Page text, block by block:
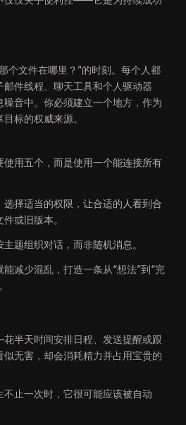
个文件在哪里？”的时刻。每个人都
件线程、聊天工具和个人驱动器
音中。你必须建立一个地方，作为
标的权威来源。
用五个，而是使用一个能连接所有
择适当的权限，让合适的人看到合
或旧版本。
题组织对话，而非随机消息。
减少混乱，打造一条从“想法”到“完
半天时间安排日程、发送提醒或跟
无害，却会消耗精力并占用宝贵的
不止一次时，它很可能应该被自动